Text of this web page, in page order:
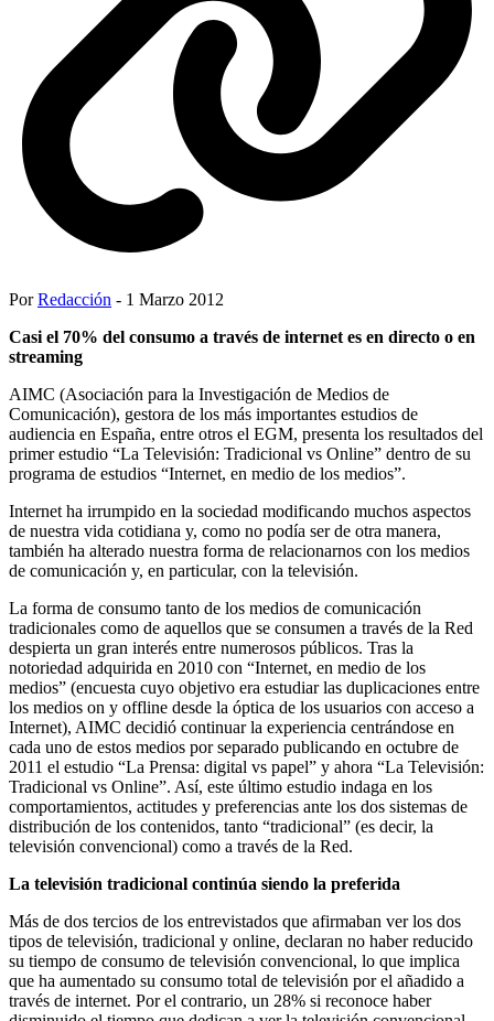
PorRedacción - 1 Marzo 2012
Casi el 70% del consumo a través de internet es en directo o en
streaming
AIMC (Asociación para la Investigación de Medios de
Comunicación), gestora de los más importantes estudios de
audiencia en España, entre otros el EGM, presenta los resultados del
primer estudio “La Televisión: Tradicional vs Online” dentro de su
programa de estudios “Internet, en medio de los medios”.
Internet ha irrumpido en la sociedad modificando muchos aspectos
de nuestra vida cotidiana y, como no podía ser de otra manera,
también ha alterado nuestra forma de relacionarnos con los medios
de comunicación y, en particular, con la televisión.
La forma de consumo tanto de los medios de comunicación
tradicionales como de aquellos que se consumen a través de la Red
despierta un gran interés entre numerosos públicos. Tras la
notoriedad adquirida en 2010 con “Internet, en medio de los
medios” (encuesta cuyo objetivo era estudiar las duplicaciones entre
los medios on y offline desde la óptica de los usuarios con acceso a
Internet), AIMC decidió continuar la experiencia centrándose en
cada uno de estos medios por separado publicando en octubre de
2011 el estudio “La Prensa: digital vs papel” y ahora “La Televisión:
Tradicional vs Online”. Así, este último estudio indaga en los
comportamientos, actitudes y preferencias ante los dos sistemas de
distribución de los contenidos, tanto “tradicional” (es decir, la
televisión convencional) como a través de la Red.
La televisión tradicional continúa siendo la preferida
Más de dos tercios de los entrevistados que afirmaban ver los dos
tipos de televisión, tradicional y online, declaran no haber reducido
su tiempo de consumo de televisión convencional, lo que implica
que ha aumentado su consumo total de televisión por el añadido a
través de internet. Por el contrario, un 28% si reconoce haber